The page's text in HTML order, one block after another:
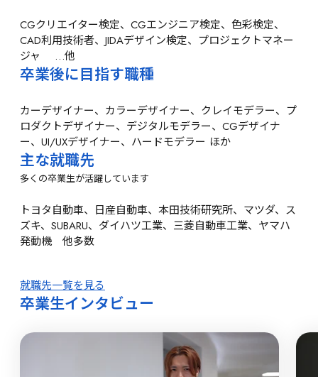
CGクリエイター検定、CGエンジニア検定、色彩検定、
CAD利用技術者、JIDAデザイン検定、プロジェクトマネー
ジャ 　…他
卒業後に目指す職種
カーデザイナー、カラーデザイナー、クレイモデラー、プ
ロダクトデザイナー、デジタルモデラー、CGデザイナ
ー、UI/UXデザイナー、ハードモデラー ほか
主な就職先
多くの卒業生が活躍しています
トヨタ自動車、日産自動車、本田技術研究所、マツダ、ス
ズキ、SUBARU、ダイハツ工業、三菱自動車工業、ヤマハ
発動機　他多数
就職先一覧を見る
卒業生インタビュー